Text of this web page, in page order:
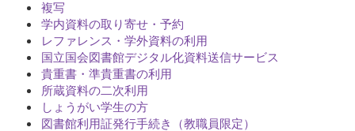
複写
学内資料の取り寄せ・予約
レファレンス・学外資料の利用
国立国会図書館デジタル化資料送信サービス
貴重書・準貴重書の利用
所蔵資料の二次利用
しょうがい学生の方
図書館利用証発行手続き（教職員限定）